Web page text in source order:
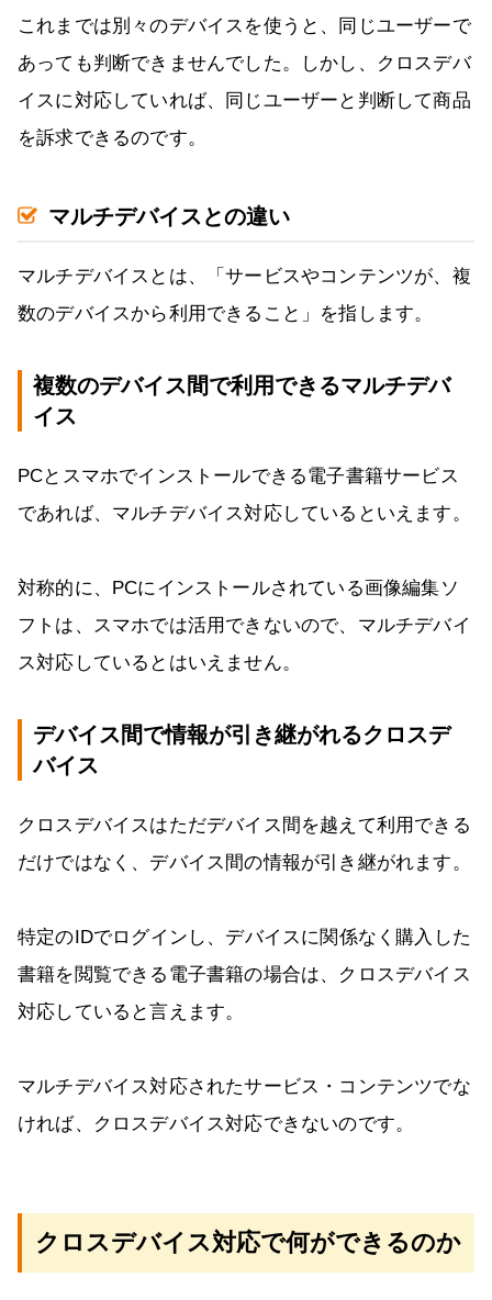
これまでは別々のデバイスを使うと、同じユーザーで
あっても判断できませんでした。しかし、クロスデバ
イスに対応していれば、同じユーザーと判断して商品
を訴求できるのです。
マルチデバイスとの違い
マルチデバイスとは、「サービスやコンテンツが、複
数のデバイスから利用できること」を指します。
複数のデバイス間で利用できるマルチデバ
イス
PCとスマホでインストールできる電子書籍サービス
であれば、マルチデバイス対応しているといえます。
対称的に、PCにインストールされている画像編集ソ
フトは、スマホでは活用できないので、マルチデバイ
ス対応しているとはいえません。
デバイス間で情報が引き継がれるクロスデ
バイス
クロスデバイスはただデバイス間を越えて利用できる
だけではなく、デバイス間の情報が引き継がれます。
特定のIDでログインし、デバイスに関係なく購入した
書籍を閲覧できる電子書籍の場合は、クロスデバイス
対応していると言えます。
マルチデバイス対応されたサービス・コンテンツでな
ければ、クロスデバイス対応できないのです。
クロスデバイス対応で何ができるのか